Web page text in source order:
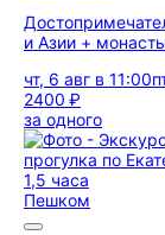
и Азии +
чт, 6 авг в 11:00
2400 ₽
за одного
1,5 часа
Пешком